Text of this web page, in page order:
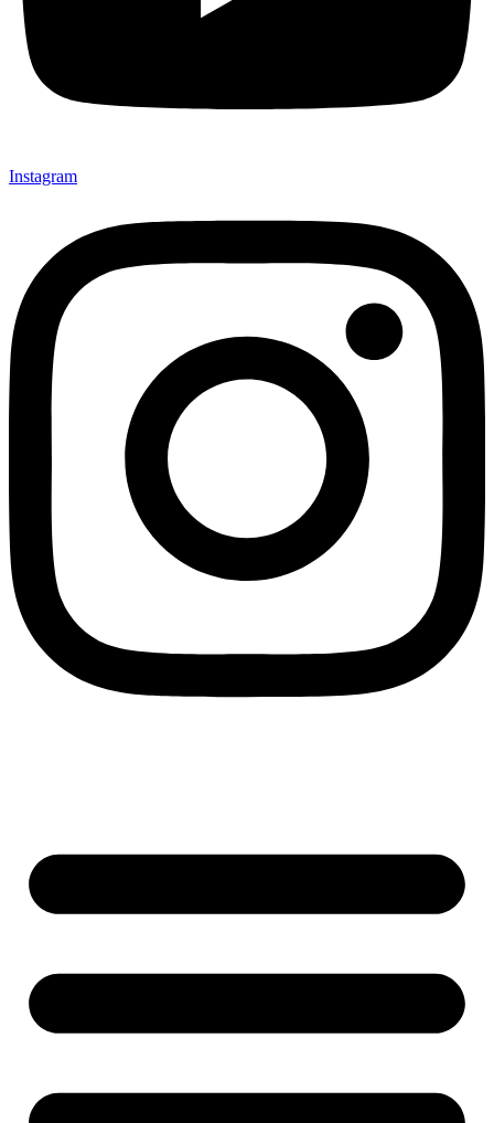
Instagram